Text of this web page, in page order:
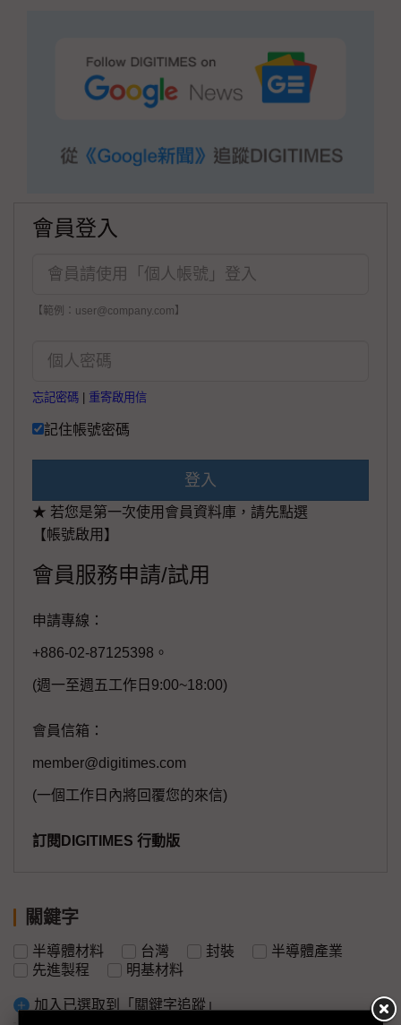
會員登入
【範例：user@company.com】
忘記密碼 重寄啟用信
記住帳號密碼
登入
★ 若您是第一次使用會員資料庫，請先點選
【帳號啟用】
會員服務申請/試用
申請專線：
+886-02-87125398。
(週一至週五工作日9:00~18:00)
會員信箱：
member@digitimes.com
(一個工作日內將回覆您的來信)
訂閱DIGITIMES 行動版
關鍵字
半導體材料 台灣 封裝
半導體產業
先進製程
明基材料
加入已選取到「關鍵字追蹤」